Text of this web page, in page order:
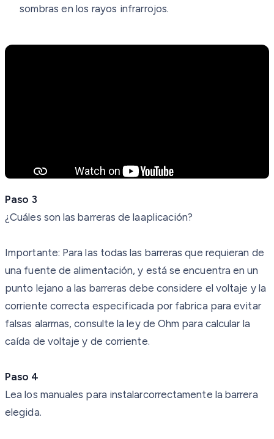
sombras en los rayos infrarrojos.
Paso 3
¿Cuáles son las barreras de laaplicación?
Importante: Para las todas las barreras que requieran de
una fuente de alimentación, y está se encuentra en un
punto lejano a las barreras debe considere el voltaje y la
corriente correcta especificada por fabrica para evitar
falsas alarmas, consulte la ley de Ohm para calcular la
caída de voltaje y de corriente.
Paso 4
Lea los manuales para instalarcorrectamente la barrera
elegida.